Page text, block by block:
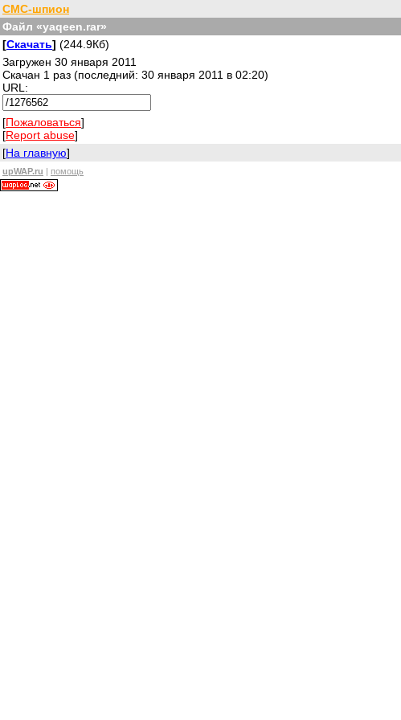
СМС-шпион
Файл «yaqeen.rar»
[Скачать] (244.9Кб)
Загружен 30 января 2011
Скачан 1 раз (последний: 30 января 2011 в 02:20)
URL:
[Пожаловаться]
[Report abuse]
[На главную]
upWAP.ru | помощь